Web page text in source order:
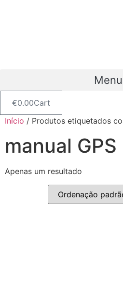
Menu
€0.00Cart
Início / Produtos etiquetados
manual GPS
Apenas um resultado